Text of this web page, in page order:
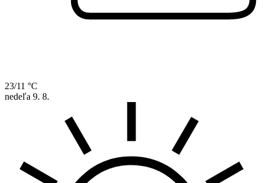
23/11 °C
nedeľa 9. 8.